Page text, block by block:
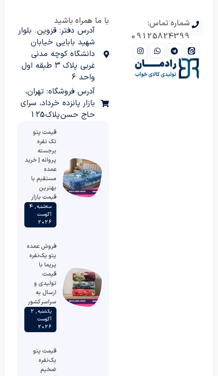
شماره تماس:
09125824399
با ما همراه باشید
آدرس دفتر: قزوین. بلوار
شهید بابایی خیابان
دانشگاه کوچه مدنی
غربی پلاک 3 طبقه اول
واحد 6
آدرس فروشگاه: تهران،
بازار پانزده خرداد، سرای
حاج حسن پلاک 125
قیمت پتو
تک نفره
برجسته
پروانه | خرید
عمده
مستقیم با
بهترین
قیمت بازار
سه‌شنبه , 4
آگوست
2026
فروش عمده
پتو یک‌نفره
پریما با
قیمت
تولیدی و
ارسال به
سراسر کشور
یکشنبه , 2
آگوست
2026
قیمت پتو
یک‌نفره
ضخیم